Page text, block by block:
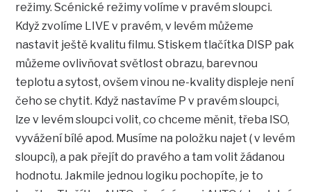
režimy. Scénické režimy volíme v pravém sloupci.
Když zvolíme LIVE v pravém, v levém můžeme
nastavit ještě kvalitu filmu. Stiskem tlačítka DISP pak
můžeme ovlivňovat světlost obrazu, barevnou
teplotu a sytost, ovšem vinou ne-kvality displeje není
čeho se chytit. Když nastavíme P v pravém sloupci,
lze v levém sloupci volit, co chceme měnit, třeba ISO,
vyvážení bílé apod. Musíme na položku najet ( v levém
sloupci), a pak přejít do pravého a tam volit žádanou
hodnotu. Jakmile jednou logiku pochopíte, je to